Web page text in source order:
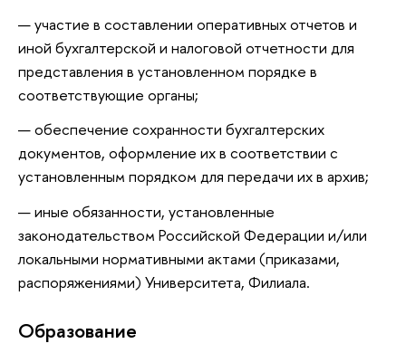
участие в составлении оперативных отчетов и
иной бухгалтерской и налоговой отчетности для
представления в установленном порядке в
соответствующие органы;
обеспечение сохранности бухгалтерских
документов, оформление их в соответствии с
установленным порядком для передачи их в архив;
иные обязанности, установленные
законодательством Российской Федерации и/или
локальными нормативными актами (приказами,
распоряжениями) Университета, Филиала.
Oбразование